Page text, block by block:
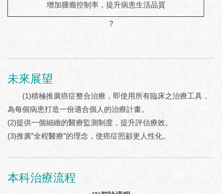
增加腫瘤控制率，提升病患生活品質
?
未來展望
(1)積極推廣癌症整合治療，即使用所有臨床之治療工具，
為每個病患打造一份適合個人的治療計畫。
(2)提供一個細緻的醫療監測制度，提升評估療效。
(3)推廣”全程醫療”的理念，使癌症照顧更人性化。
本科治療流程